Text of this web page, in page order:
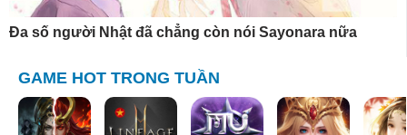
Đa số người Nhật đã chẳng còn nói Sayonara nữa
GAME HOT TRONG TUẦN